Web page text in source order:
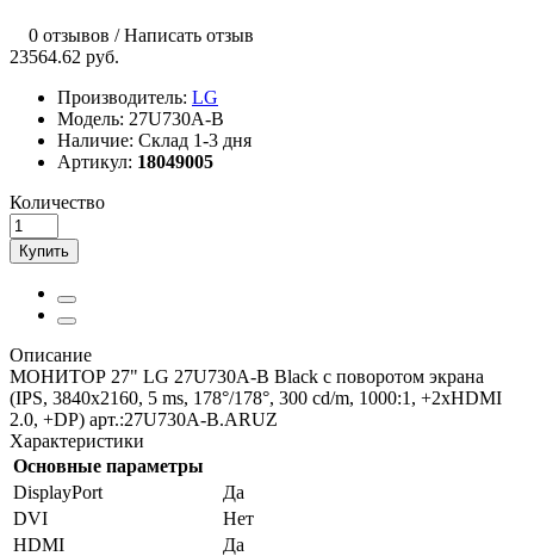
0 отзывов /Написать отзыв
23564.62 руб.
Производитель: LG
Модель: 27U730A-B
Наличие: Склад 1-3 дня
Артикул: 18049005
Количество
Купить
Описание
МОНИТОР 27" LG 27U730A-B Black с поворотом экрана
(IPS, 3840x2160, 5 ms, 178°/178°, 300 cd/m, 1000:1, +2хHDMI
2.0, +DP) арт.:27U730A-B.ARUZ
Характеристики
Основные параметры
DisplayPort
Да
DVI
Нет
HDMI
Да